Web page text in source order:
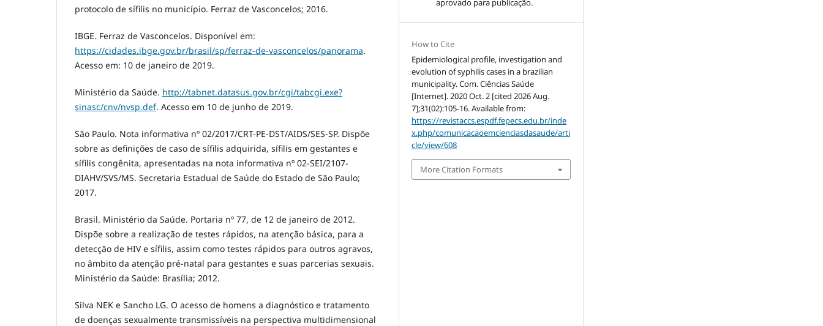
protocolo de sífilis no município. Ferraz de Vasconcelos; 2016.
IBGE. Ferraz de Vasconcelos. Disponível em:
https://cidades.ibge.gov.br/brasil/sp/ferraz-de-vasconcelos/panorama.
Acesso em: 10 de janeiro de 2019.
Ministério da Saúde. http://tabnet.datasus.gov.br/cgi/tabcgi.exe?
sinasc/cnv/nvsp.def. Acesso em 10 de junho de 2019.
São Paulo. Nota informativa nº 02/2017/CRT-PE-DST/AIDS/SES-SP. Dispõe
sobre as definições de caso de sífilis adquirida, sífilis em gestantes e
sífilis congênita, apresentadas na nota informativa nº 02-SEI/2107-
DIAHV/SVS/MS. Secretaria Estadual de Saúde do Estado de São Paulo;
2017.
Brasil. Ministério da Saúde. Portaria nº 77, de 12 de janeiro de 2012.
Dispõe sobre a realização de testes rápidos, na atenção básica, para a
detecção de HIV e sífilis, assim como testes rápidos para outros agravos,
no âmbito da atenção pré-natal para gestantes e suas parcerias sexuais.
Ministério da Saúde: Brasília; 2012.
Silva NEK e Sancho LG. O acesso de homens a diagnóstico e tratamento
de doenças sexualmente transmissíveis na perspectiva multidimensional
How to Cite
Epidemiological profile, investigation and
evolution of syphilis cases in a brazilian
municipality. Com. Ciências Saúde
[Internet]. 2020 Oct. 2 [cited 2026 Aug.
7];31(02):105-16. Available from:
https://revistaccs.espdf.fepecs.edu.br/inde
x.php/comunicacaoemcienciasdasaude/arti
cle/view/608
More Citation Formats